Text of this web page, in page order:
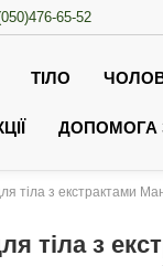
65-52
ТІЛО
ДОПОМОГА
тіла з екстрактами
тіла з